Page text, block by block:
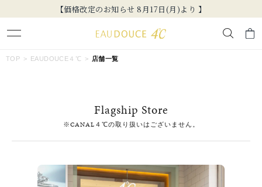
【価格改定のお知らせ 8月17日(月)より 】
#ハーフエタニティリング
EAU DOUCE４℃
TOP EAUDOUCE４℃ 店舗一覧
Flagship Store
※CANAL４℃の取り扱いはございません。